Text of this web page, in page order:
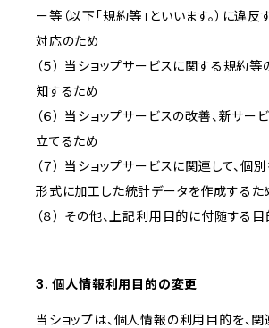
ー等（以下「規約等」といいます。）に違
対応のため
（５） 当ショップサービスに関する規約
知するため
（６） 当ショップサービスの改善、新サ
立てるため
（７） 当ショップサービスに関連して、個
形式に加工した統計データを作成するた
（８） その他、上記利用目的に付随する
3. 個人情報利用目的の変更
当ショップは、個人情報の利用目的を、